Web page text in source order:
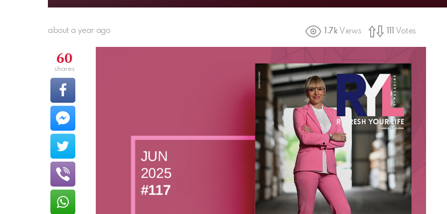
about a year ago 1.7k Views Votes
60
shares